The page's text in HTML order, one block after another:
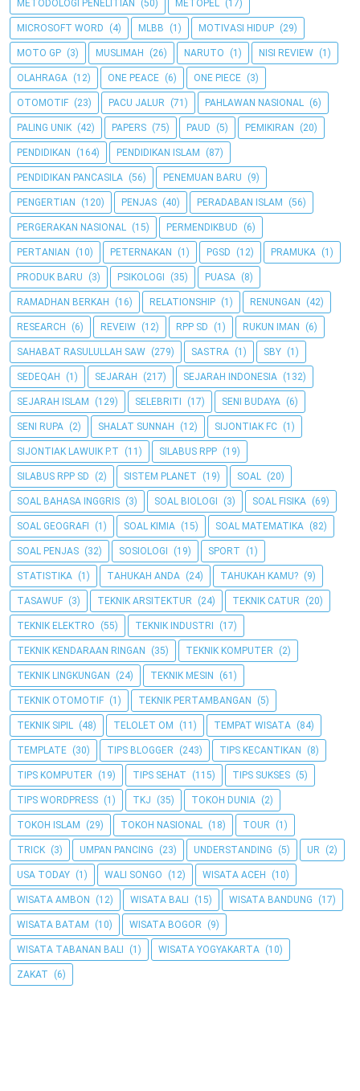
METODOLOGI PENELITIAN (50) METOPEL (17)
MICROSOFT WORD (4) MLBB (1) MOTIVASI HIDUP (29)
MOTO GP (3) MUSLIMAH (26) NARUTO (1) NISI REVIEW (1)
OLAHRAGA (12) ONE PEACE (6) ONE PIECE (3)
OTOMOTIF (23) PACU JALUR (71) PAHLAWAN NASIONAL (6)
PALING UNIK (42) PAPERS (75) PAUD (5) PEMIKIRAN (20)
PENDIDIKAN (164) PENDIDIKAN ISLAM (87)
PENDIDIKAN PANCASILA (56) PENEMUAN BARU (9)
PENGERTIAN (120) PENJAS (40) PERADABAN ISLAM (56)
PERGERAKAN NASIONAL (15) PERMENDIKBUD (6)
PERTANIAN (10) PETERNAKAN (1) PGSD (12) PRAMUKA (1)
PRODUK BARU (3) PSIKOLOGI (35) PUASA (8)
RAMADHAN BERKAH (16) RELATIONSHIP (1) RENUNGAN (42)
RESEARCH (6) REVEIW (12) RPP SD (1) RUKUN IMAN (6)
SAHABAT RASULULLAH SAW (279) SASTRA (1) SBY (1)
SEDEQAH (1) SEJARAH (217) SEJARAH INDONESIA (132)
SEJARAH ISLAM (129) SELEBRITI (17) SENI BUDAYA (6)
SENI RUPA (2) SHALAT SUNNAH (12) SIJONTIAK FC (1)
SIJONTIAK LAWUIK P.T (11) SILABUS RPP (19)
SILABUS RPP SD (2) SISTEM PLANET (19) SOAL (20)
SOAL BAHASA INGGRIS (3) SOAL BIOLOGI (3) SOAL FISIKA (69)
SOAL GEOGRAFI (1) SOAL KIMIA (15) SOAL MATEMATIKA (82)
SOAL PENJAS (32) SOSIOLOGI (19) SPORT (1)
STATISTIKA (1) TAHUKAH ANDA (24) TAHUKAH KAMU? (9)
TASAWUF (3) TEKNIK ARSITEKTUR (24) TEKNIK CATUR (20)
TEKNIK ELEKTRO (55) TEKNIK INDUSTRI (17)
TEKNIK KENDARAAN RINGAN (35) TEKNIK KOMPUTER (2)
TEKNIK LINGKUNGAN (24) TEKNIK MESIN (61)
TEKNIK OTOMOTIF (1) TEKNIK PERTAMBANGAN (5)
TEKNIK SIPIL (48) TELOLET OM (11) TEMPAT WISATA (84)
TEMPLATE (30) TIPS BLOGGER (243) TIPS KECANTIKAN (8)
TIPS KOMPUTER (19) TIPS SEHAT (115) TIPS SUKSES (5)
TIPS WORDPRESS (1) TKJ (35) TOKOH DUNIA (2)
TOKOH ISLAM (29) TOKOH NASIONAL (18) TOUR (1)
TRICK (3) UMPAN PANCING (23) UNDERSTANDING (5) UR (2)
USA TODAY (1) WALI SONGO (12) WISATA ACEH (10)
WISATA AMBON (12) WISATA BALI (15) WISATA BANDUNG (17)
WISATA BATAM (10) WISATA BOGOR (9)
WISATA TABANAN BALI (1) WISATA YOGYAKARTA (10)
ZAKAT (6)